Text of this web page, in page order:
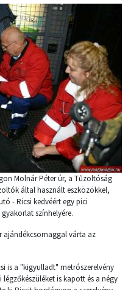
Molnár Péter úr, a Tűzoltóság
által használt eszközökkel,
- Ricsi kedvéért egy pici
színhelyére.
ajándékcsomaggal várta az
is a "kigyulladt" metrószerelvény
is kapott és a négy